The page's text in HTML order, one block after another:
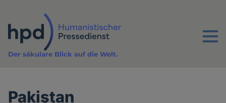
Inhalt
Menu
Der säkulare Blick auf die Welt.
Pakistan